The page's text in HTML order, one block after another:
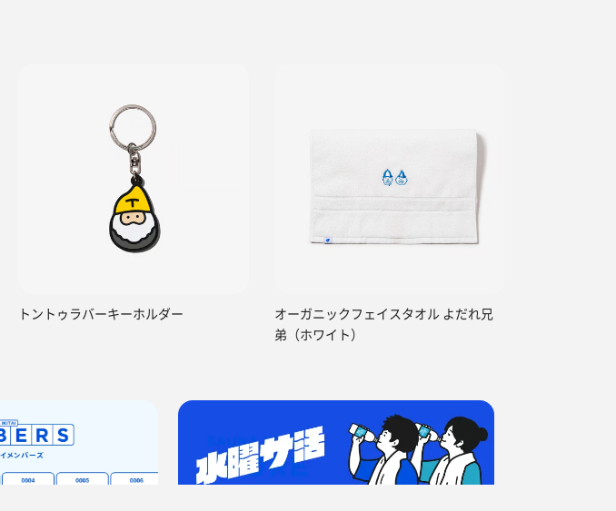
トントゥラバーキーホルダー
オーガニックフェイスタオル よだれ兄
弟（ホワイト）